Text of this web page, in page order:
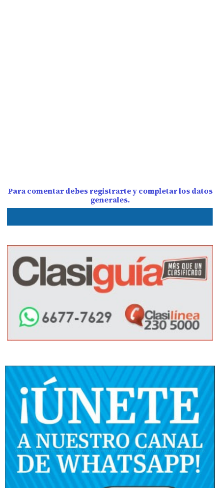
Para comentar debes registrarte y completar los datos
generales.